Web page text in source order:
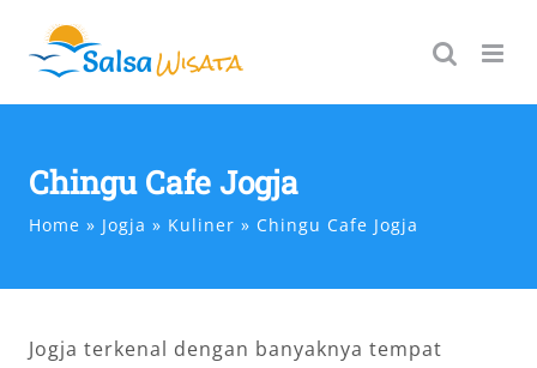
content
Chingu Cafe Jogja
Home Jogja Kuliner Chingu Cafe Jogja
Jogja terkenal dengan banyaknya tempat